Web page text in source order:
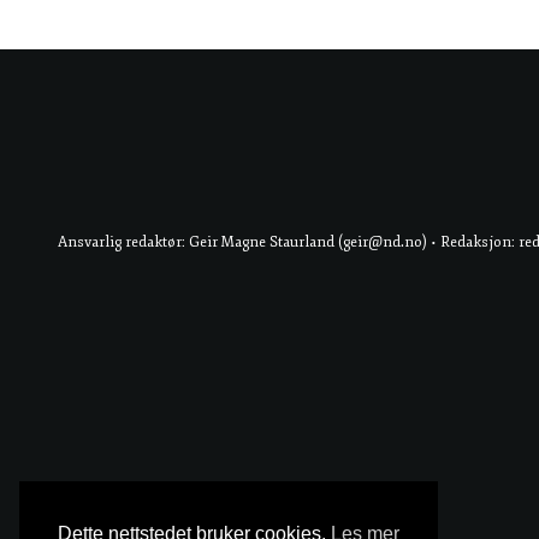
Ansvarlig redaktør: Geir Magne Staurland (geir@nd.no) • Redaksjon:
Dette nettstedet bruker cookies. Les mer